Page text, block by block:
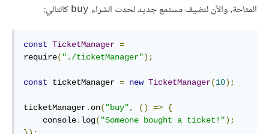
المتاحة، والآن لنضيف مستمع جديد لحدث الشراء ‎buy‎ كالتالي:
const TicketManager =
require( "./ticketManager");
const ticketManager = new TicketManager(10);
ticketManager. on( "buy", () => {
    console
. log( "Someone bought a ticket!");